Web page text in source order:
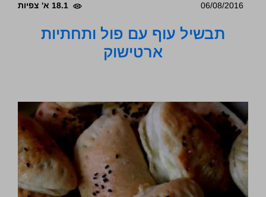
06/08/2016 18.1 א' צפיות
תבשיל עוף עם פול ותחתיות
ארטישוק